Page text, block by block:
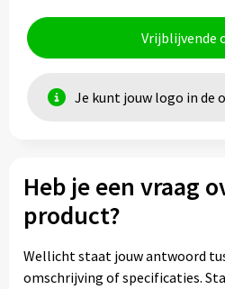
Vrijblijvende
Je kunt jouw logo in de
Heb je een vraag
product?
Wellicht staat jouw antwoord
omschrijving of specificaties.